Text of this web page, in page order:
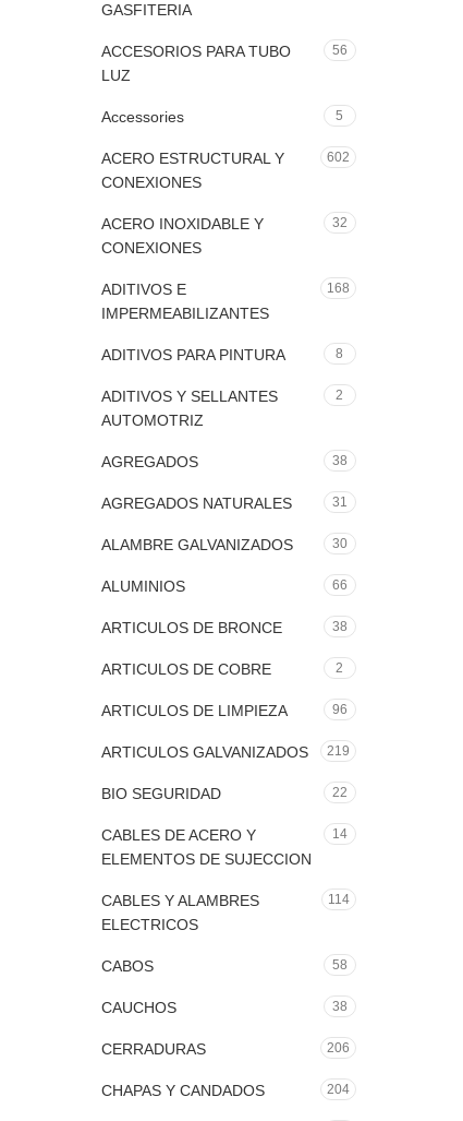
GASFITERIA
ACCESORIOS PARA TUBO
LUZ
56
Accessories 5
ACERO ESTRUCTURAL Y
CONEXIONES
602
ACERO INOXIDABLE Y
CONEXIONES
32
ADITIVOS E
IMPERMEABILIZANTES
168
ADITIVOS PARA PINTURA 8
ADITIVOS Y SELLANTES
AUTOMOTRIZ
2
AGREGADOS 38
AGREGADOS NATURALES 31
ALAMBRE GALVANIZADOS 30
ALUMINIOS 66
ARTICULOS DE BRONCE 38
ARTICULOS DE COBRE 2
ARTICULOS DE LIMPIEZA 96
ARTICULOS GALVANIZADOS 219
BIO SEGURIDAD 22
CABLES DE ACERO Y
ELEMENTOS DE SUJECCION
14
CABLES Y ALAMBRES
ELECTRICOS
114
CABOS 58
CAUCHOS 38
CERRADURAS 206
CHAPAS Y CANDADOS 204